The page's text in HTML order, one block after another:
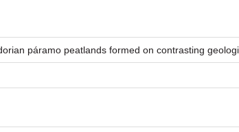
páramo peatlands formed on contrasting